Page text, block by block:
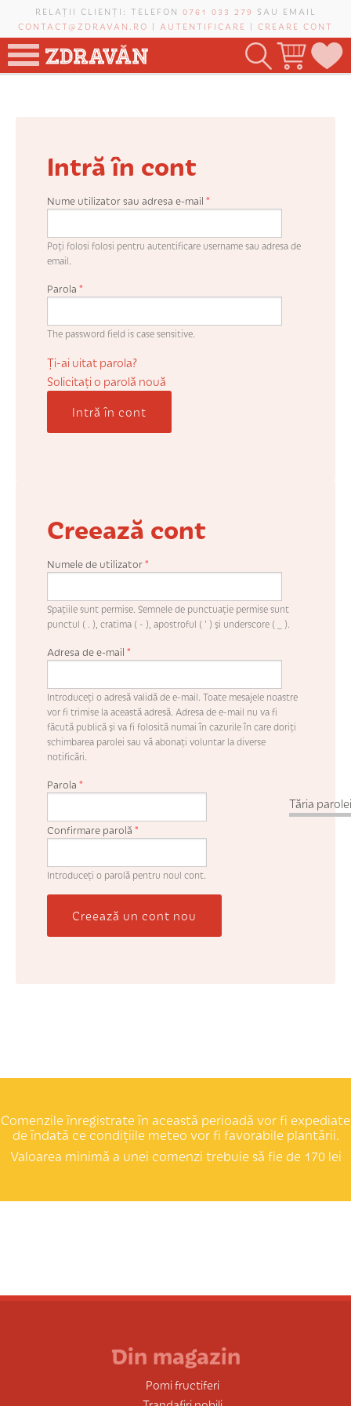
Mergi la conţinutul principal
RELAȚII CLIENȚI: TELEFON 0761 033 279 SAU EMAIL
CONTACT@ZDRAVAN.RO | AUTENTIFICARE | CREARE CONT
VIȚĂ-DE-VIE
Intră în cont
Nume utilizator sau adresa e-mail *
Poți folosi folosi pentru autentificare username sau adresa de
email.
Parola *
The password field is case sensitive.
Ți-ai uitat parola?
Solicitaţi o parolă nouă
Intră în cont
Creează cont
Numele de utilizator*
Spaţiile sunt permise. Semnele de punctuaţie permise sunt
punctul ( . ), cratima ( - ), apostroful ( ' ) şi underscore ( _ ).
Adresa de e-mail *
Introduceţi o adresă validă de e-mail. Toate mesajele noastre
vor fi trimise la această adresă. Adresa de e-mail nu va fi
făcută publică şi va fi folosită numai în cazurile în care doriţi
schimbarea parolei sau vă abonaţi voluntar la diverse
notificări.
Tăria
Parola *
Confirmare parolă *
Introduceţi o parolă pentru noul cont.
Creează un cont nou
Comenzile înregistrate în această perioadă vor fi expediate
de îndată ce condițiile meteo vor fi favorabile plantării.
Valoarea minimă a unei comenzi trebuie să fie de 170 lei
Din magazin
Pomi fructiferi